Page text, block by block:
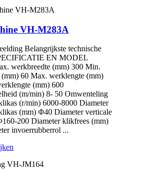
VH-M283A
Belangrijkste technische
EN MODEL
werkbreedte (mm) 300 Min.
(mm) 60 Max. werklengte (mm)
(mm) 600
(m/min) 8- 50 Omwenteling
(r/min) 6000-8000 Diameter
(mm) Φ40 Diameter verticale
200 Diameter klikfrees (mm)
invoerrubberrol ...